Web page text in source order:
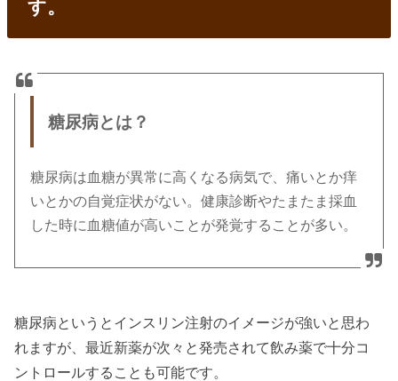
す。
糖尿病とは？
糖尿病は血糖が異常に高くなる病気で、痛いとか痒
いとかの自覚症状がない。健康診断やたまたま採血
した時に血糖値が高いことが発覚することが多い。
糖尿病というとインスリン注射のイメージが強いと思わ
れますが、最近新薬が次々と発売されて飲み薬で十分コ
ントロールすることも可能です。